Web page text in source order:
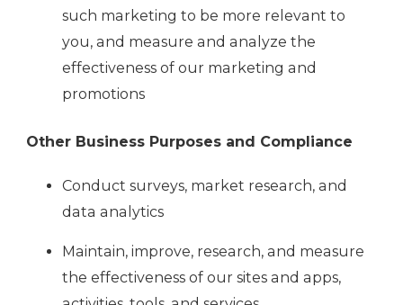
such marketing to be more relevant to
you, and measure and analyze the
effectiveness of our marketing and
promotions
Other Business Purposes and Compliance
Conduct surveys, market research, and
data analytics
Maintain, improve, research, and measure
the effectiveness of our sites and apps,